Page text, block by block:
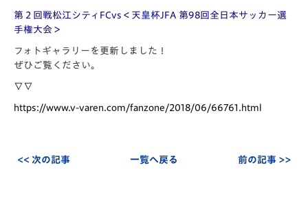
第２回戦松江シティFCvs＜天皇杯JFA 第98回全日本サッカー選
手権大会＞
フォトギャラリーを更新しました！
ぜひご覧ください。
∇∇
https://www.v-varen.com/fanzone/2018/06/66761.html
<< 次の記事 一覧へ戻る 前の記事 >>